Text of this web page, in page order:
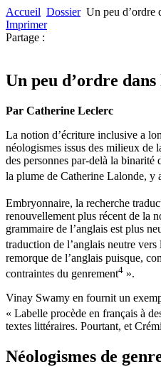
Accueil Dossier Un peu d’ordre
Imprimer
Partage :
Un peu d’ordre
Par Catherine Leclerc
La notion d’écriture inclusive a
néologismes issus des milieux de
des personnes par-delà la
la plume de Catherine Lalonde, y
Embryonnaire, la recherche
renouvellement plus récent de la
grammaire de l’anglais est plus
traduction de l’anglais neutre
remorque de l’anglais puisque,
contraintes du genrement4 ».
Vinay Swamy en fournit un
« Labelle procède en français à
textes littéraires. Pourtant, et
Néologismes de